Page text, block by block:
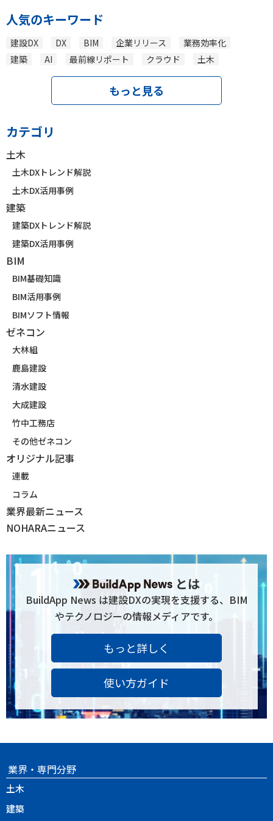
人気のキーワード
建設DX DX BIM 企業リリース
業務効率化
建築
AI 最前線リポート クラウド 土木
もっと見る
カテゴリ
土木
土木DXトレンド解説
土木DX活用事例
建築
建築DXトレンド解説
建築DX活用事例
BIM
BIM基礎知識
BIM活用事例
BIMソフト情報
ゼネコン
大林組
鹿島建設
清水建設
大成建設
竹中工務店
その他ゼネコン
オリジナル記事
連載
コラム
業界最新ニュース
NOHARAニュース
とは
BuildApp News は建設DXの実現を支援する、BIM
やテクノロジーの情報メディアです。
もっと詳しく
使い方ガイド
業界・専門分野
土木
建築